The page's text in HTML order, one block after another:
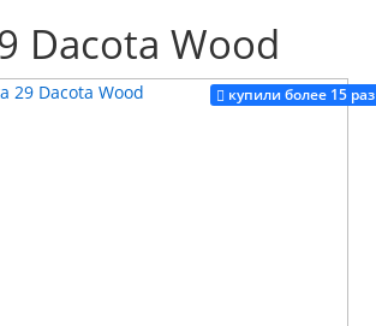
Dacota Wood
купили более 15 раз